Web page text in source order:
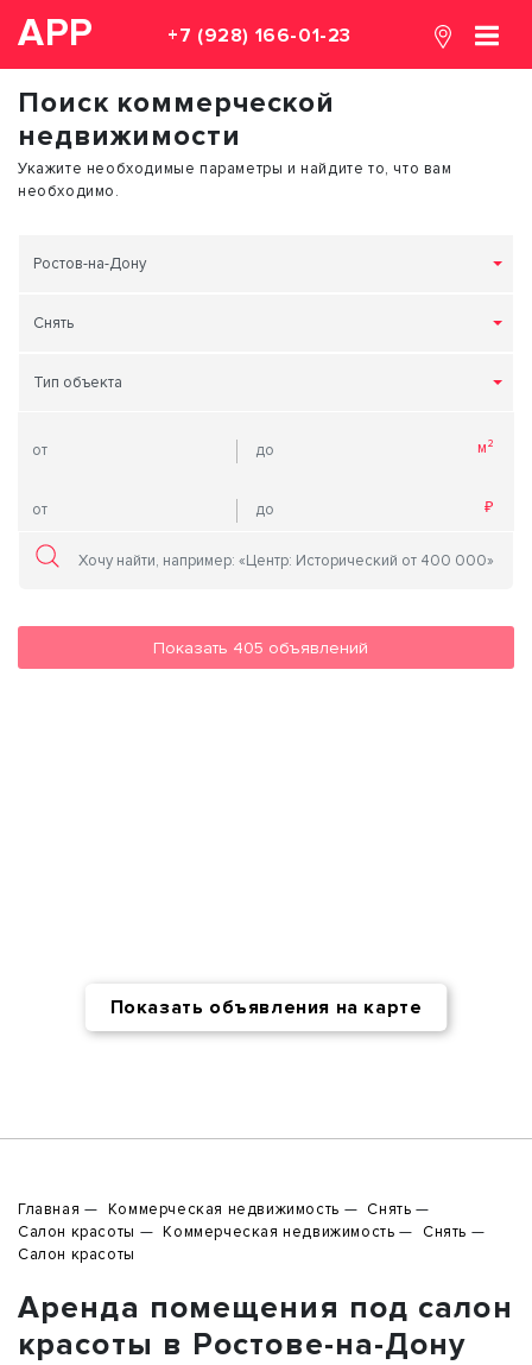
АРР +7 (928) 166-01-23
Поиск коммерческой
недвижимости
Укажите необходимые параметры и найдите то, что вам
необходимо.
Ростов-на-Дону
Снять
Тип объекта
Показать 405 объявлений
Показать объявления на карте
Главная Коммерческая недвижимость
Снять
Салон красоты
Коммерческая недвижимость
Снять
Салон красоты
Аренда помещения под салон
красоты в Ростове-на-Дону